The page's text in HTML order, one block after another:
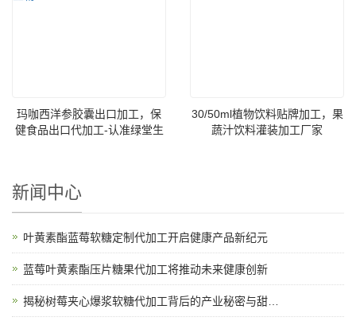
玛咖西洋参胶囊出口加工，保
健食品出口代加工-认准绿堂生
30/50ml植物饮料贴牌加工，果
蔬汁饮料灌装加工厂家
新闻中心
叶黄素酯蓝莓软糖定制代加工开启健康产品新纪元
蓝莓叶黄素酯压片糖果代加工将推动未来健康创新